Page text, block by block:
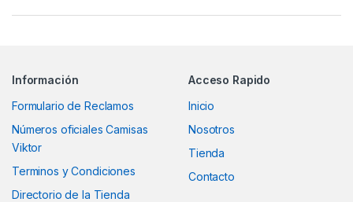
Información
Formulario de Reclamos
Números oficiales Camisas
Viktor
Terminos y Condiciones
Directorio de la Tienda
Acceso Rapido
Inicio
Nosotros
Tienda
Contacto